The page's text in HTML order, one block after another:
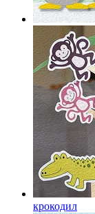
крокодил